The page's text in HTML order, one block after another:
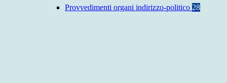
Provvedimenti organi indirizzo-politico 28